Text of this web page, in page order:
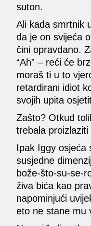
suton.
Ali kada smrtnik
da je on svijeća
čini opravdano.
“Ah” – reći će
moraš ti u to
retardirani idiot
svojih upita
Zašto? Otkud
trebala
Ipak Iggy osjeća
susjedne
bože-što-su-se-
živa bića kao
napominjući
eto ne stane mu